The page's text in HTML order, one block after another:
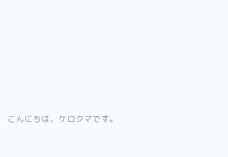
こんにちは、ケロクマです。